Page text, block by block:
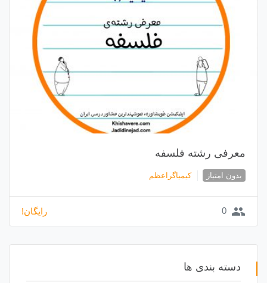
معرفی رشته فلسفه
بدون امتیاز کیمیاگراعظم
group
0 رایگان!
دسته بندی ها